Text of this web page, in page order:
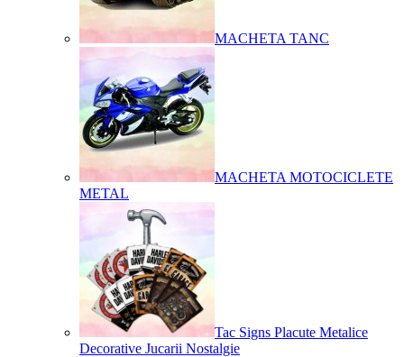
MACHETA TANC
MACHETA MOTOCICLETE
METAL
Tac Signs Placute Metalice
Decorative Jucarii Nostalgie